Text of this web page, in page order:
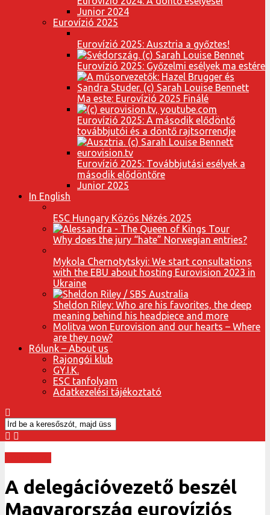
Junior 2024
Eurovízió 2025
Eurovízió 2025: Ausztria a győztes!
Eurovízió 2025: Győzelmi esélyek ma estére
Ma este: Eurovízió 2025 Finálé
Eurovízió 2025: A második elődöntő
továbbjutói és a döntő rajtsorrendje
Eurovízió 2025: Továbbjutási esélyek a
második elődöntőre
Junior 2025
In English
ESC Hungary Közös Nézés 2025
Why does the jury “hate” Norwegian entries?
Mykola Chernotytskyi: We start consultations
with the EBU about hosting Eurovision 2023 in
Ukraine
Sheldon Riley: Who are his favorites, the deep
meaning behind his headpiece and more
Molitva won Eurovision and our hearts – Where
are they now?
Rólunk – About us
Rajongói klub
GY.I.K.
ESC tanfolyam
Adatkezelési tájékoztató
A delegációvezető beszél
Magyarország eurovíziós